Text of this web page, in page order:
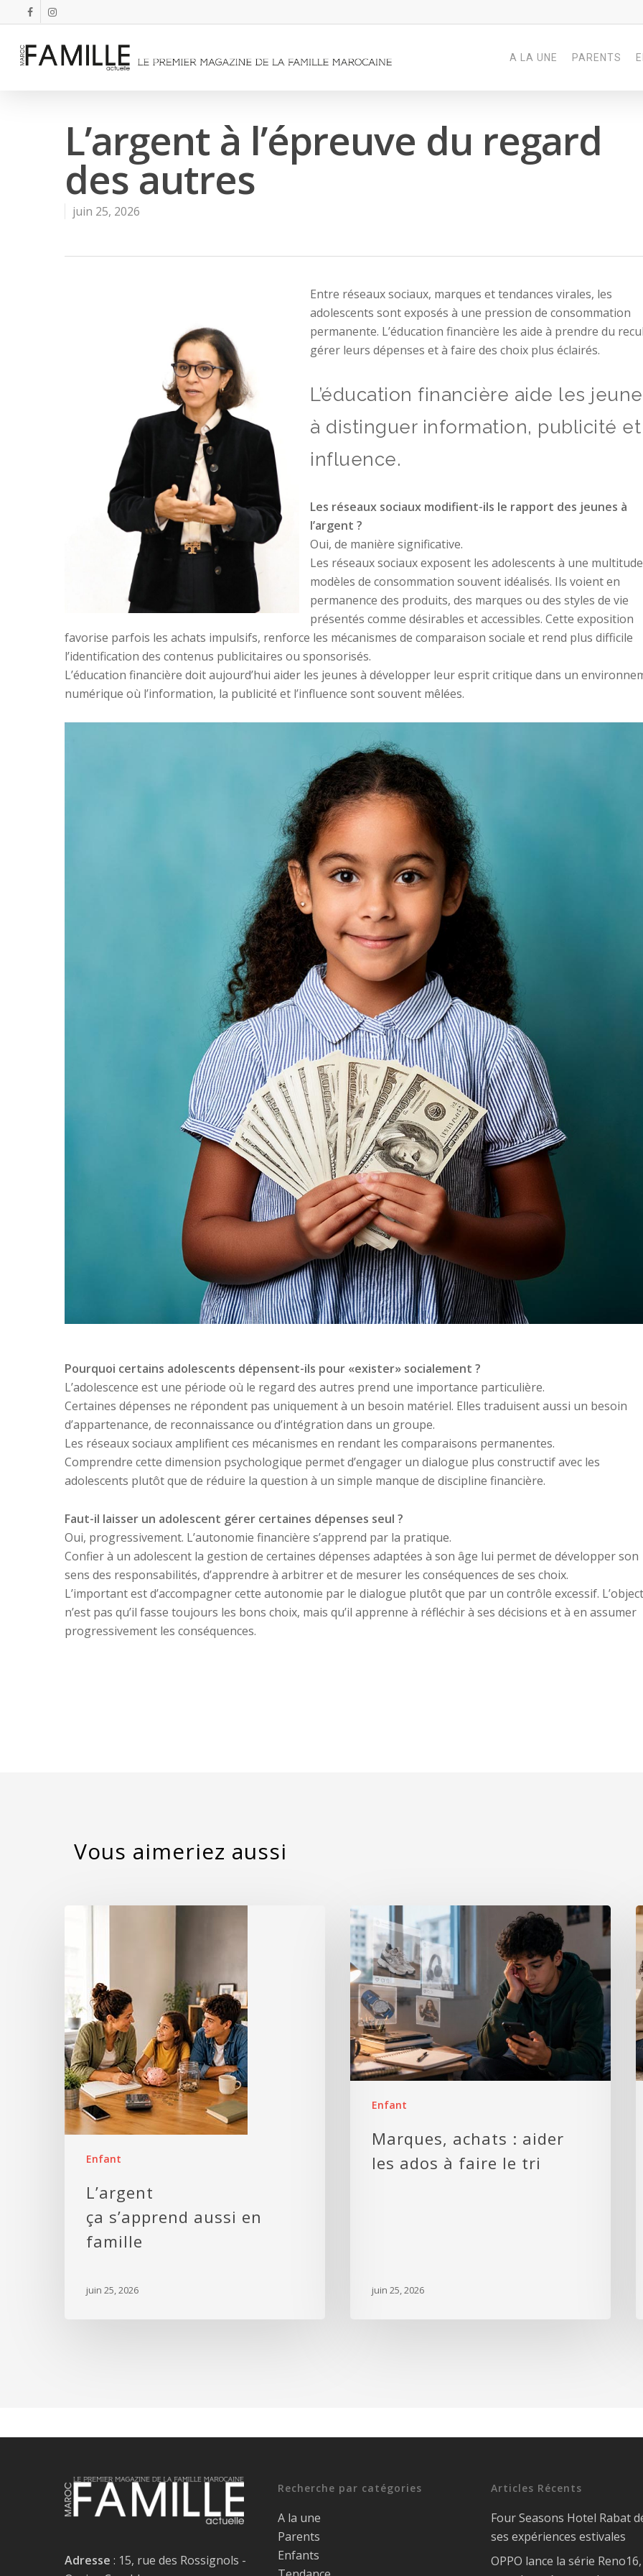
A LA UNE PARENTS
L’argent à l’épreuve du regard
des autres
juin 25, 2026
Entre réseaux sociaux, marques et tendances virales, les
adolescents sont exposés à une pression de consommation
permanente. L’éducation financière les aide à prendre du
gérer leurs dépenses et à faire des choix plus éclairés.
L’éducation financière aide les
à distinguer information, publicité et
influence.
Les réseaux sociaux modifient-ils le rapport des jeunes à
l’argent ?
Oui, de manière significative.
Les réseaux sociaux exposent les adolescents à une
modèles de consommation souvent idéalisés. Ils voient en
permanence des produits, des marques ou des styles de vie
présentés comme désirables et accessibles. Cette exposition
favorise parfois les achats impulsifs, renforce les mécanismes de comparaison sociale et rend plus difficile
l’identification des contenus publicitaires ou sponsorisés.
L’éducation financière doit aujourd’hui aider les jeunes à développer leur esprit critique dans un
numérique où l’information, la publicité et l’influence sont souvent mêlées.
Pourquoi certains adolescents dépensent-ils pour «exister» socialement ?
L’adolescence est une période où le regard des autres prend une importance particulière.
Certaines dépenses ne répondent pas uniquement à un besoin matériel. Elles traduisent aussi un besoin
d’appartenance, de reconnaissance ou d’intégration dans un groupe.
Les réseaux sociaux amplifient ces mécanismes en rendant les comparaisons permanentes.
Comprendre cette dimension psychologique permet d’engager un dialogue plus constructif avec les
adolescents plutôt que de réduire la question à un simple manque de discipline financière.
Faut-il laisser un adolescent gérer certaines dépenses seul ?
Oui, progressivement. L’autonomie financière s’apprend par la pratique.
Confier à un adolescent la gestion de certaines dépenses adaptées à son âge lui permet de développer son
sens des responsabilités, d’apprendre à arbitrer et de mesurer les conséquences de ses choix.
L’important est d’accompagner cette autonomie par le dialogue plutôt que par un contrôle excessif.
n’est pas qu’il fasse toujours les bons choix, mais qu’il apprenne à réfléchir à ses décisions et à en assumer
progressivement les conséquences.
Enfant
L’argent
ça s’apprend aussi en
famille
juin 25, 2026
Enfant
Marques, achats : aider
les ados à faire le tri
juin 25, 2026
Adresse : 15, rue des Rossignols -
Recherche par catégories
A la une
Parents
Enfants
Articles Récents
Four Seasons Hotel Rabat
ses expériences estivales
OPPO lance la série